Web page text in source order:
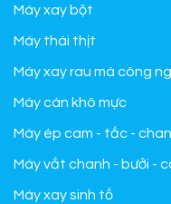
Máy xay bột
Máy thái thịt
Máy xay rau má công
Máy cán khô mực
Máy ép cam - tắc -
Máy vắt chanh - bưởi -
Máy xay sinh tố